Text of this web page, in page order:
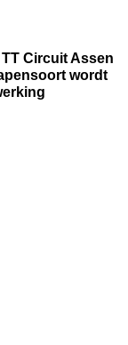
Circuit Assen
wordt